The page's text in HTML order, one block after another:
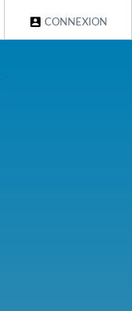
CONNEXION